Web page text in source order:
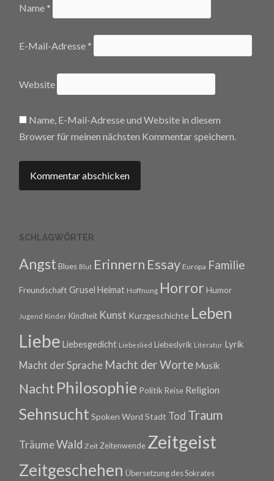
Name *
E-Mail-Adresse *
Website
Name, E-Mail-Adresse und Website in diesem
Browser für meinen nächsten Kommentar speichern.
SCHLAGWÖRTER
Angst Blues Blut Erinnern Essay Europa Familie
Freundschaft Grusel Heimat Hoffnung Horror Humor
Jugend Kinder Kindheit Kunst Kurzgeschichte Leben
Liebe Liebesgedicht Liebeslied Liebeslyrik Literatur Lyrik
Macht der Sprache Macht der Worte Musik
Nacht Philosophie Politik Reise Religion
Sehnsucht Spoken Word Stadt Tod Traum
TräumeWald Zeit Zeitenwende Zeitgeist
Zeitgeschehen Übersetzung des Sokrates